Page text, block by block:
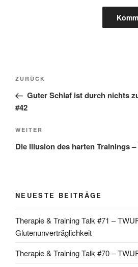
Beitragsnavigation
Vorheriger
Beitrag
ZURÜCK
Guter Schlaf ist durch nichts
#42
Nächster
Beitrag
WEITER
Die Illusion des harten Trainings –
NEUESTE BEITRÄGE
Therapie & Training Talk #71 –
Glutenunverträglichkeit
Therapie & Training Talk #70 –